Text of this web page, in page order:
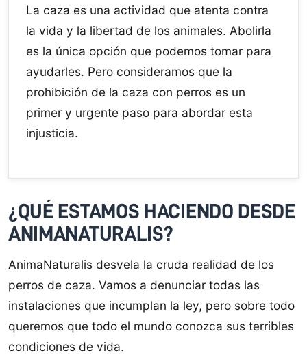
La caza es una actividad que atenta contra
la vida y la libertad de los animales. Abolirla
es la única opción que podemos tomar para
ayudarles. Pero consideramos que la
prohibición de la caza con perros es un
primer y urgente paso para abordar esta
injusticia.
¿QUÉ ESTAMOS HACIENDO DESDE
ANIMANATURALIS?
AnimaNaturalis desvela la cruda realidad de los
perros de caza. Vamos a denunciar todas las
instalaciones que incumplan la ley, pero sobre todo
queremos que todo el mundo conozca sus terribles
condiciones de vida.